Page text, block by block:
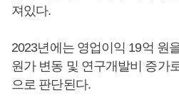
져있다.
2023년에는 영업이익 19억 원
원가 변동 및 연구개발비 증가
으로 판단된다.